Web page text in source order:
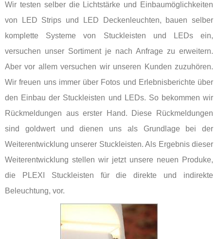
Wir testen selber die Lichtstärke und Einbaumöglichkeiten
von LED Strips und LED Deckenleuchten, bauen selber
komplette Systeme von Stuckleisten und LEDs ein,
versuchen unser Sortiment je nach Anfrage zu erweitern.
Aber vor allem versuchen wir unseren Kunden zuzuhören.
Wir freuen uns immer über Fotos und Erlebnisberichte über
den Einbau der Stuckleisten und LEDs. So bekommen wir
Rückmeldungen aus erster Hand. Diese Rückmeldungen
sind goldwert und dienen uns als Grundlage bei der
Weiterentwicklung unserer Stuckleisten. Als Ergebnis dieser
Weiterentwicklung stellen wir jetzt unsere neuen Produke,
die PLEXI Stuckleisten für die direkte und indirekte
Beleuchtung, vor.